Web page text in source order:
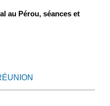
au Pérou, séances et